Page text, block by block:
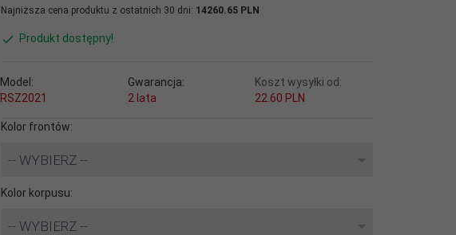
Najniższa cena produktu z ostatnich 30 dni: 14260.65 PLN
Produkt dostępny!
Model:
RSZ2021
Gwarancja:
2 lata
Koszt wysyłki od:
22.60 PLN
Kolor frontów:
-- WYBIERZ --
Kolor korpusu:
-- WYBIERZ --